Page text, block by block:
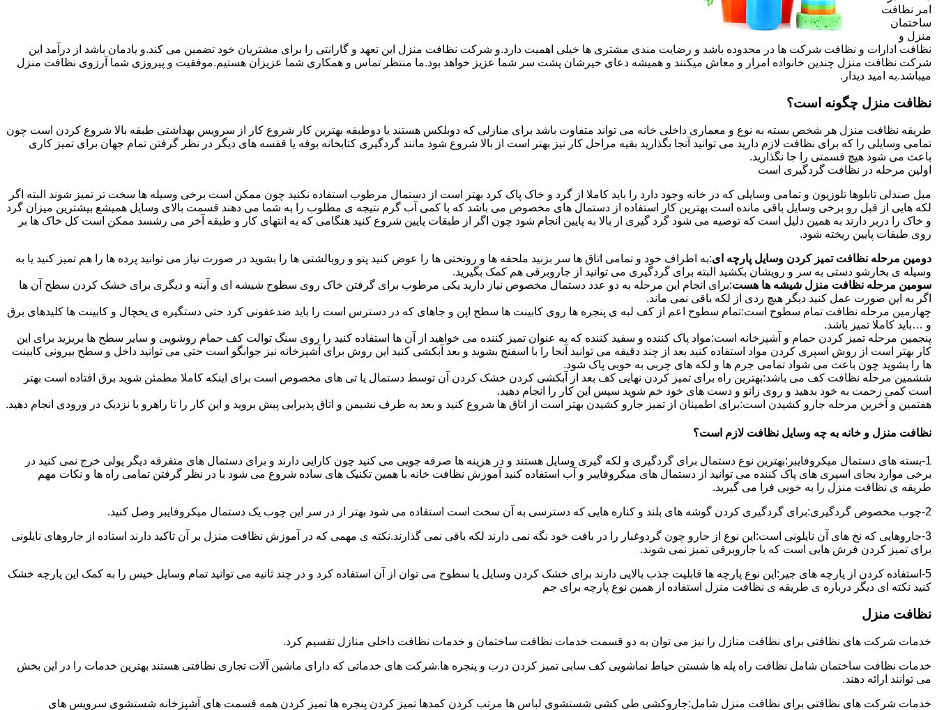
امر نظافت
ساختمان
منزل و
نظافت ادارات و نظافت شرکت ها در محدوده باشد و رضایت مندی مشتری ها خیلی اهمیت دارد.و شرکت نظافت منزل این تعهد و گارانتی را برای مشتریان خود تضمین می کند.و یادمان باشد از درآمد این
شرکت نظافت منزل چندین خانواده امرار و معاش میکنند و همیشه دعای خیرشان پشت سر شما عزیز خواهد بود.ما منتظر تماس و همکاری شما عزیزان هستیم.موفقیت و پیروزی شما آرزوی نظافت منزل
میباشد.به امید دیدار.
نظافت منزل چگونه است؟
طریقه نظافت منزل هر شخص بسته به نوع و معماری داخلی خانه می تواند متفاوت باشد برای منازلی که دوبلکس هستند یا دوطبقه بهترین کار شروع کار از سرویس بهداشتی طبقه بالا شروع کردن است چون
تمامی وسایلی را که برای نظافت لازم دارید می توانید آنجا بگذارید بقیه مراحل کار نیز بهتر است از بالا شروع شود مانند گردگیری کتابخانه بوفه یا قفسه های دیگر در نظر گرفتن تمام جهان برای تمیز کاری
باعث می شود هیچ قسمتی را جا نگذارید.
اولین مرحله در نظافت گردگیری است
مبل صندلی تابلوها تلوزیون و تمامی وسایلی که در خانه وجود دارد را باید کاملا از گرد و خاک پاک کرد بهتر است از دستمال مرطوب استفاده نکنید چون ممکن است برخی وسیله ها سخت تر تمیز شوند البته اگر
لکه هایی از قبل رو برخی وسایل باقی مانده است بهترین کار استفاده از دستمال های مخصوص می باشد که با کمی آب گرم نتیجه ی مطلوب را به شما می دهند قسمت بالای وسایل همیشع بیشترین میزان گرد
و خاک را دربر دارند به همین دلیل است که توصیه می شود گرد گیری از بالا به پایین انجام شود چون اگر از طبقات پایین شروع کنید هنگامی که به انتهای کار و طبقه آخر می رشسد ممکن است کل خاک ها بر
روی طبقات پایین ریخته شود.
دومین مرحله نظافت تمیز کردن وسایل پارچه ای:به اطراف خود و تمامی اتاق ها سر بزنید ملحفه ها و روتختی ها را عوض کنید پتو و روبالشتی ها را بشوید در صورت نیاز می توانید پرده ها را هم تمیز کنید یا به
وسیله ی بخارشو دستی به سر و رویشان بکشید البته برای گردگیری می توانید از جاروبرقی هم کمک بگیرید.
سومین مرحله نظافت منزل شیشه ها هست:برای انجام این مرحله به دو عدد دستمال مخصوص نیاز دارید یکی مرطوب برای گرفتن خاک روی سطوح شیشه ای و آینه و دیگری برای خشک کردن سطح آن ها
اگر به این صورت عمل کنید دیگر هیچ ردی از لکه باقی نمی ماند.
چهارمین مرحله نظافت تمام سطوح است:تمام سطوح اعم از کف لبه ی پنجره ها روی کابینت ها سطح اپن و جاهای که در دسترس است را باید ضدعفونی کرد حتی دستگیره ی یخچال و کابینت ها کلیدهای برق
و …باید کاملا تمیز باشد.
پنجمین مرحله تمیز کردن حمام و آشپزخانه است:مواد پاک کننده و سفید کننده که به عنوان تمیز کننده می خواهید از آن ها استفاده کنید را روی سنگ توالت کف حمام روشویی و سایر سطح ها بریزید برای این
کار بهتر است از روش اسپری کردن مواد استفاده کنید بعد از چند دقیقه می توانید آنجا را با اسفنج بشوید و بعد آبکشی کنید این روش برای آشپزخانه نیز جوابگو است حتی می توانید داخل و سطح بیرونی کابینت
ها را بشوید چون باعث می شواد تمامی جرم ها و لکه های چربی به خوبی پاک شود.
ششمین مرحله نظافت کف می باشد:بهترین راه برای تمیز کردن نهایی کف بعد از آبکشی کردن خشک کردن آن توسط دستمال یا تی های مخصوص است برای اینکه کاملا مطمئن شوید برق افتاده است بهتر
است کمی زحمت به خود بدهید و روی زانو و دست های خود خم شوید سپس این کار را انجام دهید.
هفتمین و آخرین مرحله جارو کشیدن است:برای اطمینان از تمیز جارو کشیدن بهتر است از اتاق ها شروع کنید و بعد به طرف نشیمن و اتاق پذیرایی پیش بروید و این کار را تا راهرو یا نزدیک در ورودی انجام دهید.
نظافت منزل و خانه به چه وسایل نظافت لازم است؟
1-بسته های دستمال میکروفایبر:بهترین نوع دستمال برای گردگیری و لکه گیری وسایل هستند و در هزینه ها صرفه جویی می کنید چون کارایی دارند و برای دستمال های متفرقه دیگر پولی خرج نمی کنید در
برخی موارد بجای اسپری های پاک کننده می توانید از دستمال های میکروفایبر و آب استفاده کنید آموزش نظافت خانه با همین تکنیک های ساده شروع می شود با در نظر گرفتن تمامی راه ها و نکات مهم
طریقه ی نظافت منزل را به خوبی فرا می گیرید.
2-چوب مخصوص گردگیری:برای گردگیری کردن گوشه های بلند و کناره هایی که دسترسی به آن سخت است استفاده می شود بهتر از در سر این چوب یک دستمال میکروفایبر وصل کنید.
3-جاروهایی که نخ های آن نایلونی است:این نوع از جارو چون گردوغبار را در بافت خود نگه نمی دارند لکه باقی نمی گذارند.نکته ی مهمی که در آموزش نظافت منزل بر آن تاکید دارند استاده از جاروهای نایلونی
برای تمیز کردن فرش هایی است که با جاروبرقی تمیز نمی شوند.
5-استفاده کردن از پارچه های جیر:این نوع پارچه ها قابلیت جذب بالایی دارند برای خشک کردن وسایل یا سطوح می توان از آن استفاده کرد و در چند ثانیه می توانید تمام وسایل خیس را به کمک این پارچه خشک
کنید نکته ای دیگر درباره ی طریقه ی نظافت منزل استفاده از همین نوع پارچه برای جم
نظافت منزل
خدمات شرکت های نظافتی برای نظافت منازل را نیز می توان به دو قسمت خدمات نظافت ساختمان و خدمات نظافت داخلی منازل تقسیم کرد.
خدمات نظافت ساختمان شامل نظافت راه پله ها شستن حیاط نماشویی کف سابی تمیز کردن درب و پنجره ها.شرکت های خدماتی که دارای ماشین آلات تجاری نظافتی هستند بهترین خدمات را در این بخش
می توانند ارائه دهند.
خدمات شرکت های نظافتی برای نظافت منزل شامل:جاروکشی طی کشی شستشوی لباس ها مرتب کردن کمدها تمیز کردن پنجره ها تمیز کردن همه قسمت های آشپزخانه شستشوی سرویس های